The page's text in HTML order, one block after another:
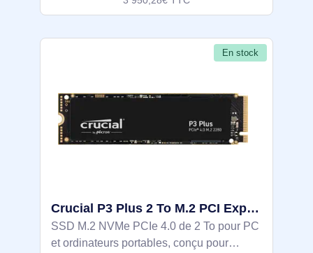
En stock
Crucial P3 Plus 2 To M.2 PCI Express 4.0 NVMe 3D NAND - CT2000P3PSSD8
SSD M.2 NVMe PCIe 4.0 de 2 To pour PC
et ordinateurs portables, conçu pour